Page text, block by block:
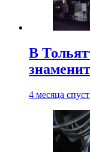
В
4 месяца